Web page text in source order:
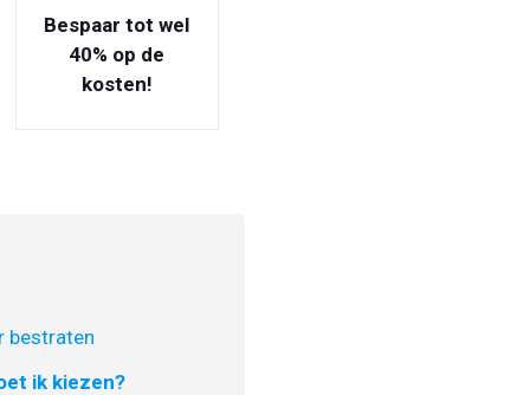
Bespaar tot wel
40% op de
kosten!
bestraten
ik kiezen?